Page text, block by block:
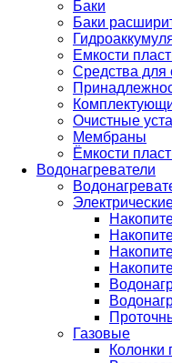
Баки
Баки
Емкости
Средства для
Очистные
Мембраны
Ёмкости
Водонагреватели
Газовые
Колонки